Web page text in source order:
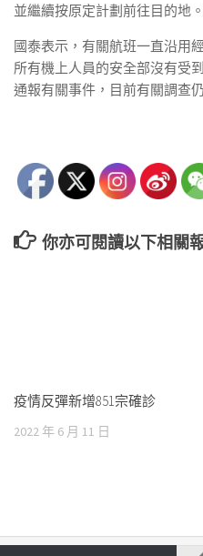
並繼續按原定計劃前往目的地。
國泰表示，有關航班一直沿用
所有機上人員的安全部沒有受
通報有關事件，目前有關調查
你亦可閱讀以下相關
疫情反彈新增851宗確診
2022 年 6 月 11 日